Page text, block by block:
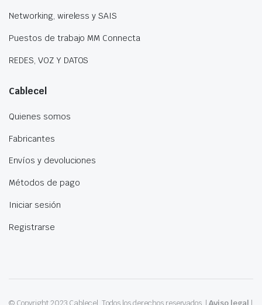
Networking, wireless y SAIS
Puestos de trabajo MM Connecta
REDES, VOZ Y DATOS
Cablecel
Quienes somos
Fabricantes
Envíos y devoluciones
Métodos de pago
Iniciar sesión
Registrarse
© Copyright 2023 Cablecel. Todos los derechos reservados. |Aviso legal |